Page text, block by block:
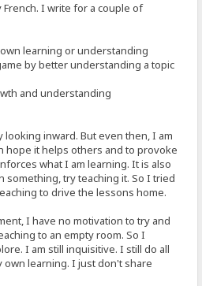
French. I write for a couple of
learning or understanding
by better understanding a topic
and understanding
looking inward. But even then, I am
hope it helps others and to provoke
what I am learning. It is also
something, try teaching it. So I tried
to drive the lessons home.
I have no motivation to try and
to an empty room. So I
I am still inquisitive. I still do all
learning. I just don't share